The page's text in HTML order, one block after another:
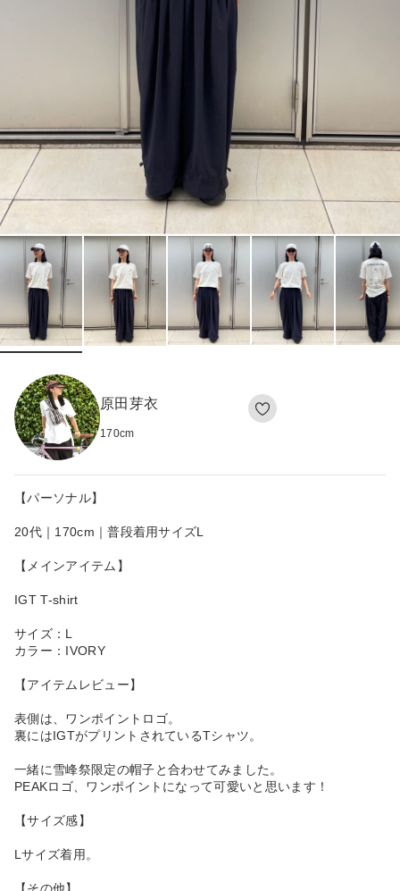
原田芽衣
170cm
【パーソナル】
20代｜170cm｜普段着用サイズL
【メインアイテム】
IGT T-shirt
サイズ：L
カラー：IVORY
【アイテムレビュー】
表側は、ワンポイントロゴ。
裏にはIGTがプリントされているTシャツ。
一緒に雪峰祭限定の帽子と合わせてみました。
PEAKロゴ、ワンポイントになって可愛いと思います！
【サイズ感】
Lサイズ着用。
【その他】